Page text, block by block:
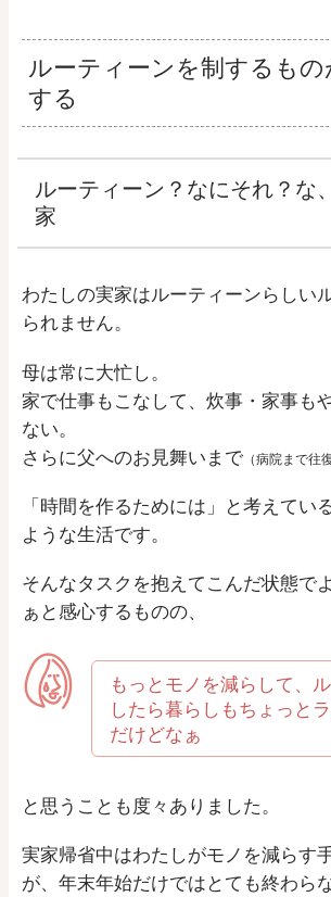
ルーティーンを制するもの
する
ルーティーン？なにそれ？な
家
わたしの実家はルーティーンらしい
られません。
母は常に大忙し。
家で仕事もこなして、炊事・家事も
ない。
さらに父へのお見舞いまで （病院まで往
「時間を作るためには」と考えてい
ような生活です。
そんなタスクを抱えてこんだ状態で
ぁと感心するものの、
もっとモノを減らして、
したら暮らしもちょっと
だけどなぁ
と思うことも度々ありました。
実家帰省中はわたしがモノを減らす
が、年末年始だけではとても終わら